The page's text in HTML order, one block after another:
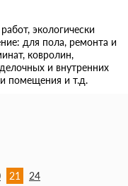
экологически
для пола, ремонта и
ковролин,
и внутренних
помещения и т.д.
21 24